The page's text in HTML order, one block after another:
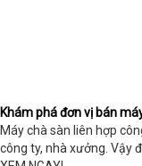
Khám phá đơn vị bán
Máy chà sàn liên hợp
công ty, nhà xưởng. Vậy